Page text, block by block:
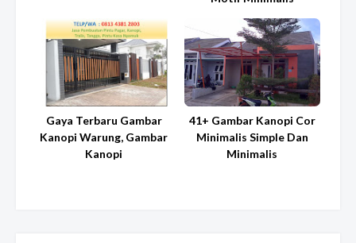
Gaya Terbaru Gambar
Kanopi Warung, Gambar
Kanopi
41+ Gambar Kanopi Cor
Minimalis Simple Dan
Minimalis